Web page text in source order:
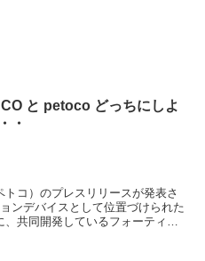
と petoco どっちにしよ
・
コ）のプレスリリースが発表さ
ンデバイスとして位置づけられた